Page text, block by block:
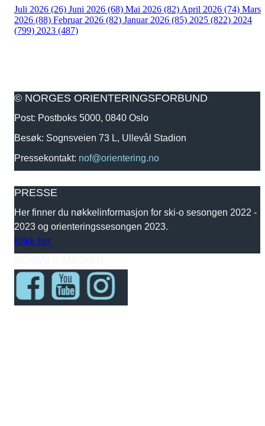
Juli 2026 (26) Juni 2026 (68) Mai 2026 (82) April 2026 (74) Mars
2026 (88) Februar 2026 (82) Januar 2026 (85) 2025 (822) 2024
(799) 2023 (487)
© NORGES ORIENTERINGSFORBUND
Post: Postboks 5000, 0840 Oslo
Besøk: Sognsveien 73 L, Ullevål Stadion
Pressekontakt: nof@orientering.no
PRESSE
Her finner du nøkkelinformasjon for ski-o sesongen 2022 -
2023 og orienteringssesongen 2023.
Klikk her